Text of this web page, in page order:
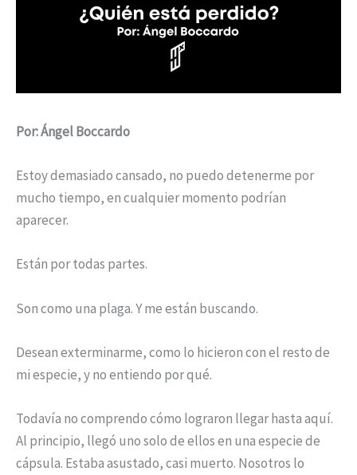
Por: Ángel Boccardo
Estoy demasiado cansado, no puedo detenerme por
mucho tiempo, en cualquier momento podrían
aparecer.
Están por todas partes.
Son como una plaga. Y me están buscando.
Desean exterminarme, como lo hicieron con el resto de
mi especie, y no entiendo por qué.
Todavía no comprendo cómo lograron llegar hasta aquí.
Al principio, llegó uno solo de ellos en una especie de
cápsula. Estaba asustado, casi muerto. Nosotros lo